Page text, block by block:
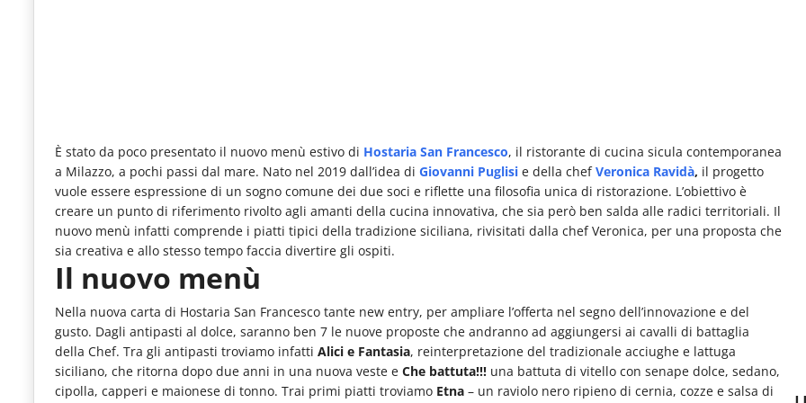
È stato da poco presentato il nuovo menù estivo di Hostaria San Francesco, il ristorante di cucina sicula contemporanea
a Milazzo, a pochi passi dal mare. Nato nel 2019 dall’idea di Giovanni Puglisi e della chefVeronica Ravidà, il progetto
vuole essere espressione di un sogno comune dei due soci e riflette una filosofia unica di ristorazione. L’obiettivo è
creare un punto di riferimento rivolto agli amanti della cucina innovativa, che sia però ben salda alle radici territoriali. Il
nuovo menù infatti comprende i piatti tipici della tradizione siciliana, rivisitati dalla chef Veronica, per una proposta che
sia creativa e allo stesso tempo faccia divertire gli ospiti.
Il nuovo menù
Nella nuova carta di Hostaria San Francesco tante new entry, per ampliare l’offerta nel segno dell’innovazione e del
gusto. Dagli antipasti al dolce, saranno ben 7 le nuove proposte che andranno ad aggiungersi ai cavalli di battaglia
della Chef. Tra gli antipasti troviamo infatti Alici e Fantasia, reinterpretazione del tradizionale acciughe e lattuga
siciliano, che ritorna dopo due anni in una nuova veste e Che battuta!!! una battuta di vitello con senape dolce, sedano,
cipolla, capperi e maionese di tonno. Trai primi piatti troviamo Etna – un raviolo nero ripieno di cernia, cozze e salsa di